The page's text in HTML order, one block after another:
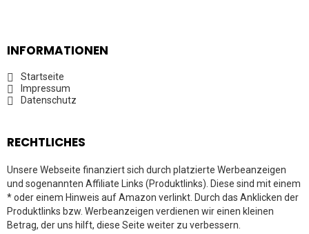
INFORMATIONEN
Startseite
Impressum
Datenschutz
RECHTLICHES
Unsere Webseite finanziert sich durch platzierte Werbeanzeigen
und sogenannten Affiliate Links (Produktlinks). Diese sind mit einem
* oder einem Hinweis auf Amazon verlinkt. Durch das Anklicken der
Produktlinks bzw. Werbeanzeigen verdienen wir einen kleinen
Betrag, der uns hilft, diese Seite weiter zu verbessern.